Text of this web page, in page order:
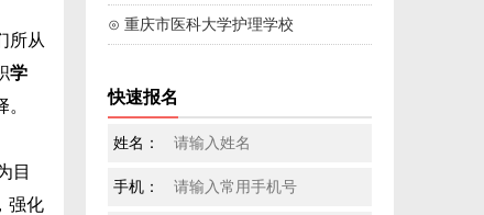
所从
学
目
强化
⊙ 重庆市医科大学护理学校
快速报名
姓名：
手机：